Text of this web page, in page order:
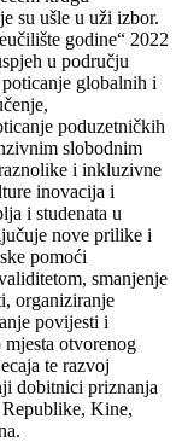
su ušle u uži izbor.
godine“ 2022
u području
globalnih i
poduzetničkih
slobodnim
i inkluzivne
inovacija i
i studenata u
nove prilike i
pomoći
smanjenje
organiziranje
povijesti i
otvorenog
te razvoj
dobitnici priznanja
Kine,